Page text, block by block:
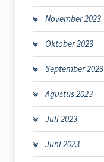
November 2023
Oktober 2023
September 2023
Agustus 2023
Juli 2023
Juni 2023